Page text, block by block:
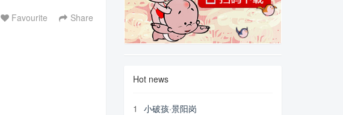
Favourite Share
Hot news
1
小破孩·景阳岗